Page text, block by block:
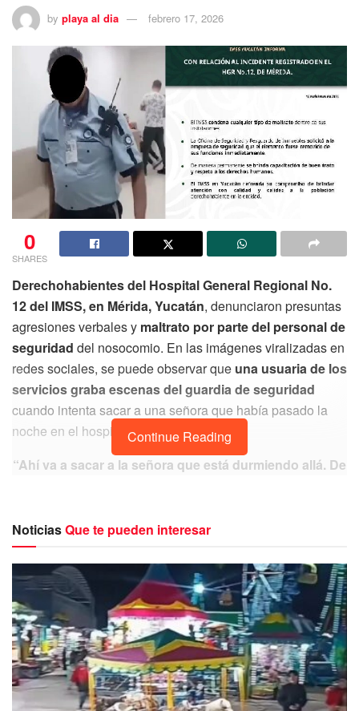
by playa al dia febrero 17, 2026
0
SHARES
Derechohabientes del Hospital General Regional No.
12 del IMSS, en Mérida, Yucatán, denunciaron presuntas
agresiones verbales y maltrato por parte del personal de
seguridad del nosocomio. En las imágenes viralizadas en
redes sociales, se puede observar que una usuaria de los
servicios graba escenas del guardia de seguridad
cuando intenta sacar a una señora que había pasado la
noche en el hospital.
“Ahí va a sacar a la señora que está durmiendo allá. De
Continue Reading
NoticiasQue te pueden interesar